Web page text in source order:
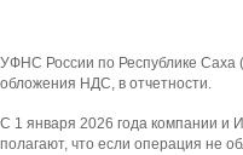
УФНС России по Республике Саха
обложения НДС, в отчетности.
С 1 января 2026 года компании и
полагают, что если операция не